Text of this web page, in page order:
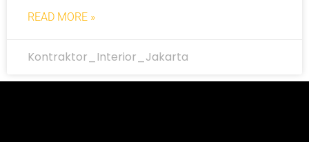
READ MORE »
Kontraktor_Interior_Jakarta